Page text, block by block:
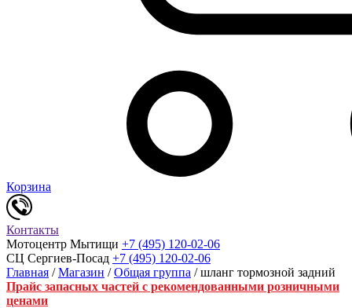
Корзина
Контакты
Мотоцентр Мытищи +7 (495) 120-02-06
СЦ Сергиев-Посад +7 (495) 120-02-06
Главная /Магазин /Общая группа / шланг тормозной задний
Прайс запасных частей с рекомендованными розничными
ценами